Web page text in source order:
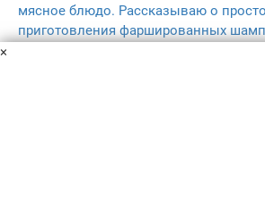
мясное блюдо. Рассказываю о
приготовления фаршированных
×